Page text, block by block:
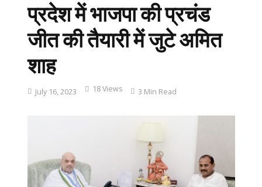
प्रदेश में भाजपा की प्रचंड
जीत की तैयारी में जुटे अमित
शाह
July 16, 2023 18 Views 3 Min Read